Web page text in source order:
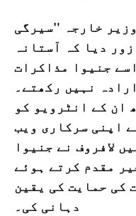
خارجہ "سیرگی
دیا کہ آستانہ
جنیوا مذاکرات
نہیں رکھتے۔
ان کے انٹرویو کو
اپنی سرکاری ویب
لافروف نے جنیوا
مقدم کرتے ہوئے
کی حمایت کی یقین
دہانی کی۔